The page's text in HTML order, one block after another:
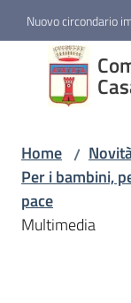
Vai al contenuto
Vai alla navigazione
Vai al footer
Nuovo circondario
Novità
Menu
Home /
Per i bambini,
pace
Multimedia